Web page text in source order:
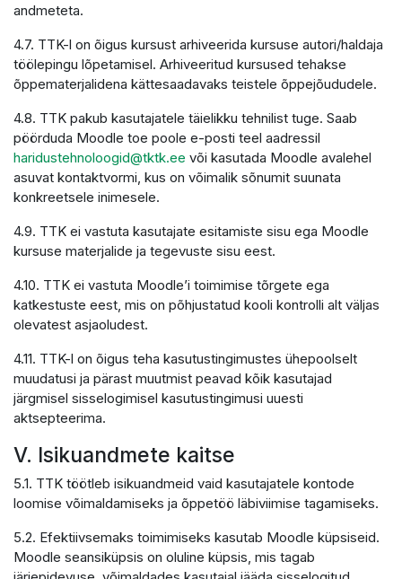
andmeteta.
4.7. TTK-l on õigus kursust arhiveerida kursuse autori/haldaja
töölepingu lõpetamisel. Arhiveeritud kursused tehakse
õppematerjalidena kättesaadavaks teistele õppejõududele.
4.8. TTK pakub kasutajatele täielikku tehnilist tuge. Saab
pöörduda Moodle toe poole e-posti teel aadressil
haridustehnoloogid@tktk.ee või kasutada Moodle avalehel
asuvat kontaktvormi, kus on võimalik sõnumit suunata
konkreetsele inimesele.
4.9. TTK ei vastuta kasutajate esitamiste sisu ega Moodle
kursuse materjalide ja tegevuste sisu eest.
4.10. TTK ei vastuta Moodle’i toimimise tõrgete ega
katkestuste eest, mis on põhjustatud kooli kontrolli alt väljas
olevatest asjaoludest.
4.11. TTK-l on õigus teha kasutustingimustes ühepoolselt
muudatusi ja pärast muutmist peavad kõik kasutajad
järgmisel sisselogimisel kasutustingimusi uuesti
aktsepteerima.
V. Isikuandmete kaitse
5.1. TTK töötleb isikuandmeid vaid kasutajatele kontode
loomise võimaldamiseks ja õppetöö läbiviimise tagamiseks.
5.2. Efektiivsemaks toimimiseks kasutab Moodle küpsiseid.
Moodle seansiküpsis on oluline küpsis, mis tagab